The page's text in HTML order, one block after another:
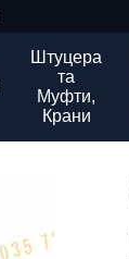
Штуцера
та
Муфти,
Крани